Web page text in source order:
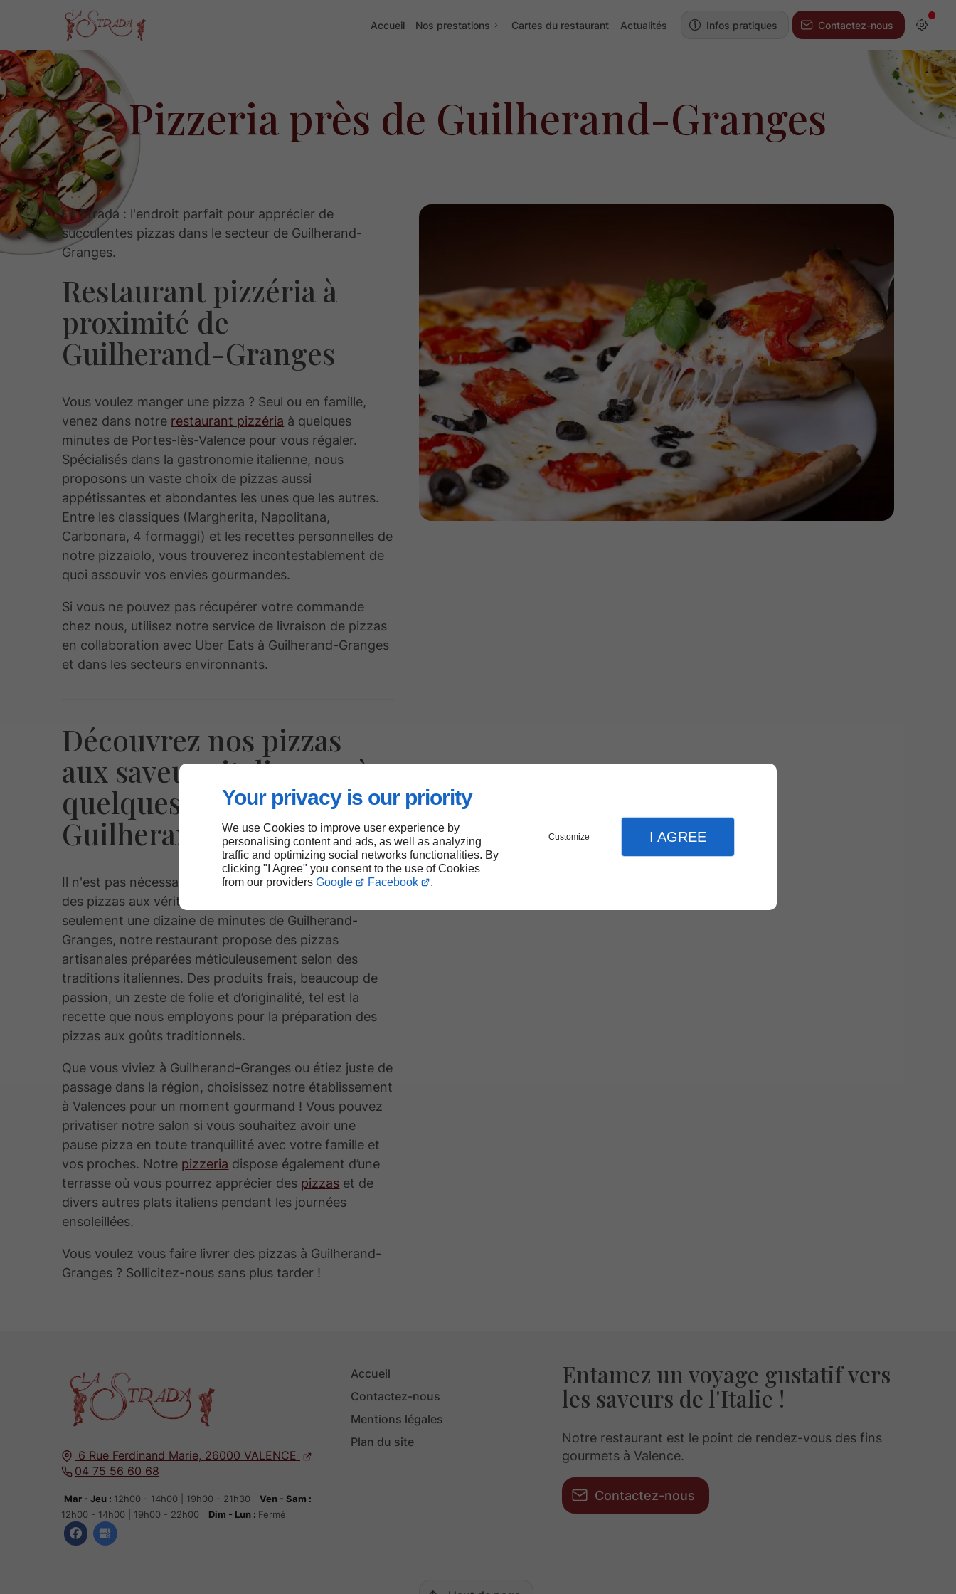
Your privacy is our priority
We use Cookies to improve user experience by
personalising content and ads, as well as analyzing
traffic and optimizing social networks functionalities. By
clicking "I Agree" you consent to the use of Cookies
from our providers Google Facebook .
Customize I AGREE
Accueil Nos prestations Cartes du restaurant Actualités Infos pratiques Contactez-nous
Pizzeria près de Guilherand-Granges
La Strada : l'endroit parfait pour apprécier de
succulentes pizzas dans le secteur de Guilherand-
Granges.
Restaurant pizzéria à
proximité de
Guilherand-Granges
Vous voulez manger une pizza ? Seul ou en famille,
venez dans notre restaurant pizzéria à quelques
minutes de Portes-lès-Valence pour vous régaler.
Spécialisés dans la gastronomie italienne, nous
proposons un vaste choix de pizzas aussi
appétissantes et abondantes les unes que les autres.
Entre les classiques (Margherita, Napolitana,
Carbonara, 4 formaggi) et les recettes personnelles de
notre pizzaiolo, vous trouverez incontestablement de
quoi assouvir vos envies gourmandes.
Si vous ne pouvez pas récupérer votre commande
chez nous, utilisez notre service de livraison de pizzas
en collaboration avec Uber Eats à Guilherand-Granges
et dans les secteurs environnants.
Découvrez nos pizzas
aux saveurs italiennes à
quelques minutes de
Guilherand-Granges
Il n'est pas nécessaire de partir à Naples pour trouver
des pizzas aux véritables saveurs de l’Italie ! À
seulement une dizaine de minutes de Guilherand-
Granges, notre restaurant propose des pizzas
artisanales préparées méticuleusement selon des
traditions italiennes. Des produits frais, beaucoup de
passion, un zeste de folie et d’originalité, tel est la
recette que nous employons pour la préparation des
pizzas aux goûts traditionnels.
Que vous viviez à Guilherand-Granges ou étiez juste de
passage dans la région, choisissez notre établissement
à Valences pour un moment gourmand ! Vous pouvez
privatiser notre salon si vous souhaitez avoir une
pause pizza en toute tranquillité avec votre famille et
vos proches. Notre pizzeria dispose également d’une
terrasse où vous pourrez apprécier des pizzas et de
divers autres plats italiens pendant les journées
ensoleillées.
Vous voulez vous faire livrer des pizzas à Guilherand-
Granges ? Sollicitez-nous sans plus tarder !
6 Rue Ferdinand Marie, 26000 VALENCE
04 75 56 60 68
Mar - Jeu : 12h00 - 14h00 | 19h00 - 21h30
Ven - Sam :
12h00 - 14h00 | 19h00 - 22h00
Dim - Lun : Fermé
Accueil
Contactez-nous
Mentions légales
Plan du site
Entamez un voyage gustatif vers
les saveurs de l'Italie !
Notre restaurant est le point de rendez-vous des fins
gourmets à Valence.
Contactez-nous